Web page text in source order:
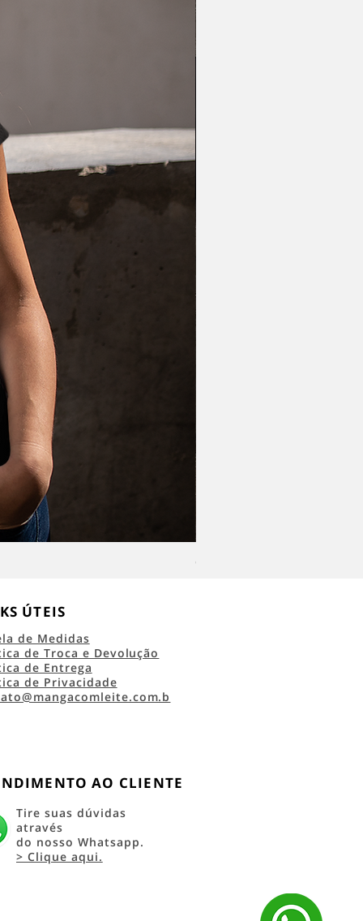
Camiseta Classic Logo RRC
ÚTEIS
de Medidas
de Troca e Devolução
de Entrega
de Privacidade
AO CLIENTE
Tire suas dúvidas
através
do nosso Whatsapp.
> Clique aqui.